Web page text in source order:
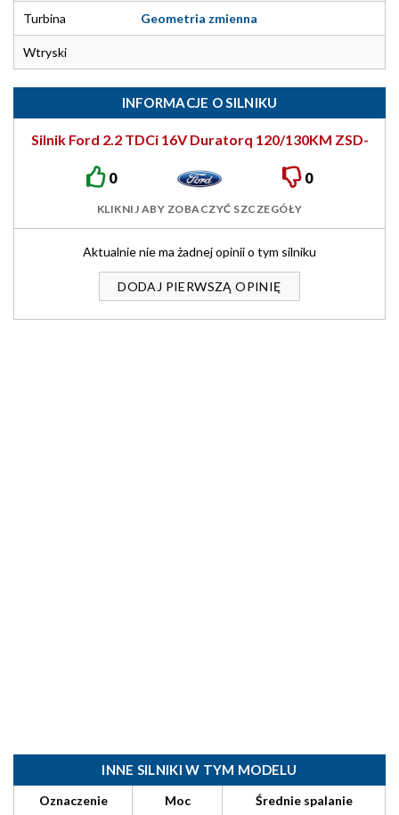
Turbina Geometria zmienna
Wtryski
INFORMACJE O SILNIKU
Silnik Ford 2.2 TDCi 16V Duratorq 120/130KM ZSD-
0
0
KLIKNIJ ABY ZOBACZYĆ SZCZEGÓŁY
Aktualnie nie ma żadnej opinii o tym silniku
DODAJ PIERWSZĄ OPINIĘ
INNE SILNIKI W TYM MODELU
Oznaczenie Moc
Średnie spalanie